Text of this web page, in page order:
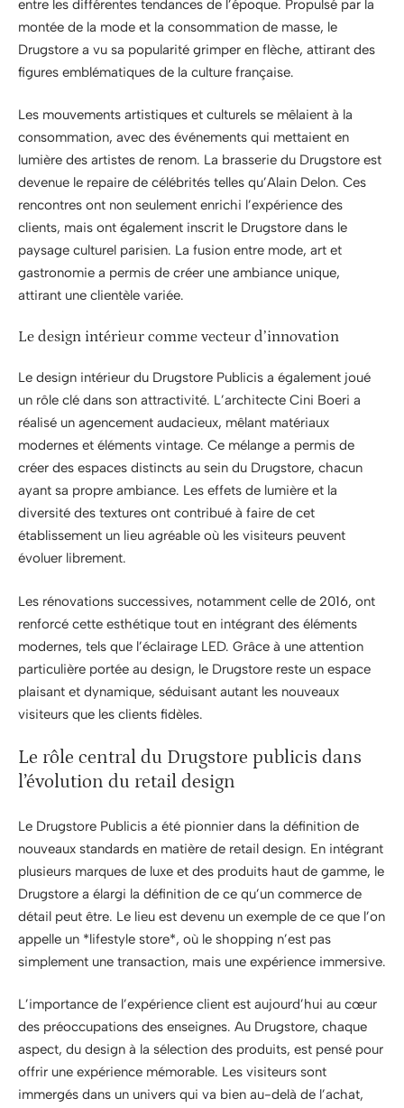
entre les différentes tendances de l’époque. Propulsé par la
montée de la mode et la consommation de masse, le
Drugstore a vu sa popularité grimper en flèche, attirant des
figures emblématiques de la culture française.
Les mouvements artistiques et culturels se mêlaient à la
consommation, avec des événements qui mettaient en
lumière des artistes de renom. La brasserie du Drugstore est
devenue le repaire de célébrités telles qu’Alain Delon. Ces
rencontres ont non seulement enrichi l’expérience des
clients, mais ont également inscrit le Drugstore dans le
paysage culturel parisien. La fusion entre mode, art et
gastronomie a permis de créer une ambiance unique,
attirant une clientèle variée.
Le design intérieur comme vecteur d’innovation
Le design intérieur du Drugstore Publicis a également joué
un rôle clé dans son attractivité. L’architecte Cini Boeri a
réalisé un agencement audacieux, mêlant matériaux
modernes et éléments vintage. Ce mélange a permis de
créer des espaces distincts au sein du Drugstore, chacun
ayant sa propre ambiance. Les effets de lumière et la
diversité des textures ont contribué à faire de cet
établissement un lieu agréable où les visiteurs peuvent
évoluer librement.
Les rénovations successives, notamment celle de 2016, ont
renforcé cette esthétique tout en intégrant des éléments
modernes, tels que l’éclairage LED. Grâce à une attention
particulière portée au design, le Drugstore reste un espace
plaisant et dynamique, séduisant autant les nouveaux
visiteurs que les clients fidèles.
Le rôle central du Drugstore publicis dans
l’évolution du retail design
Le Drugstore Publicis a été pionnier dans la définition de
nouveaux standards en matière de retail design. En intégrant
plusieurs marques de luxe et des produits haut de gamme, le
Drugstore a élargi la définition de ce qu’un commerce de
détail peut être. Le lieu est devenu un exemple de ce que l’on
appelle un *lifestyle store*, où le shopping n’est pas
simplement une transaction, mais une expérience immersive.
L’importance de l’expérience client est aujourd’hui au cœur
des préoccupations des enseignes. Au Drugstore, chaque
aspect, du design à la sélection des produits, est pensé pour
offrir une expérience mémorable. Les visiteurs sont
immergés dans un univers qui va bien au-delà de l’achat,